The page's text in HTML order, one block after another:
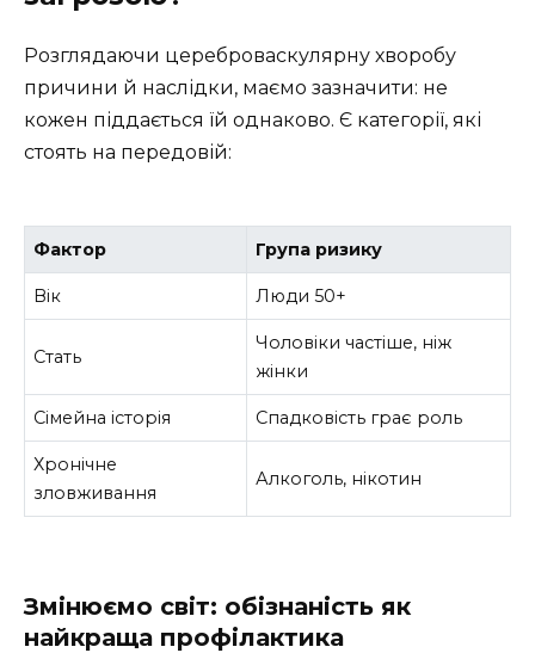
Розглядаючи цереброваскулярну хворобу
причини й наслідки, маємо зазначити: не
кожен піддається їй однаково. Є категорії, які
стоять на передовій:
Фактор Група ризику
Вік Люди 50+
Стать
Чоловіки частіше, ніж
жінки
Сімейна історія Спадковість грає роль
Хронічне
зловживання
Алкоголь, нікотин
Змінюємо світ: обізнаність як
найкраща профілактика